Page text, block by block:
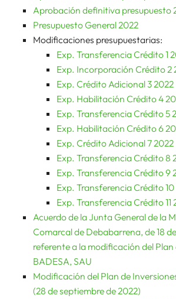
Aprobación definitiva presupuesto
Presupuesto General 2022
Modificaciones presupuestarias:
Exp. Transferencia Crédito 1
Exp. Incorporación Crédito 2
Exp. Crédito Adicional 3 2022
Exp. Habilitación Crédito 4
Exp. Transferencia Crédito 5
Exp. Habilitación Crédito 6
Exp. Crédito Adicional 7 2022
Exp. Transferencia Crédito 8
Exp. Transferencia Crédito 9
Exp. Transferencia Crédito
Exp. Transferencia Crédito 11
Acuerdo de la Junta General de la
Comarcal de Debabarrena, de 18
referente a la modificación del Plan
BADESA, SAU
Modificación del Plan de
(28 de septiembre de 2022)